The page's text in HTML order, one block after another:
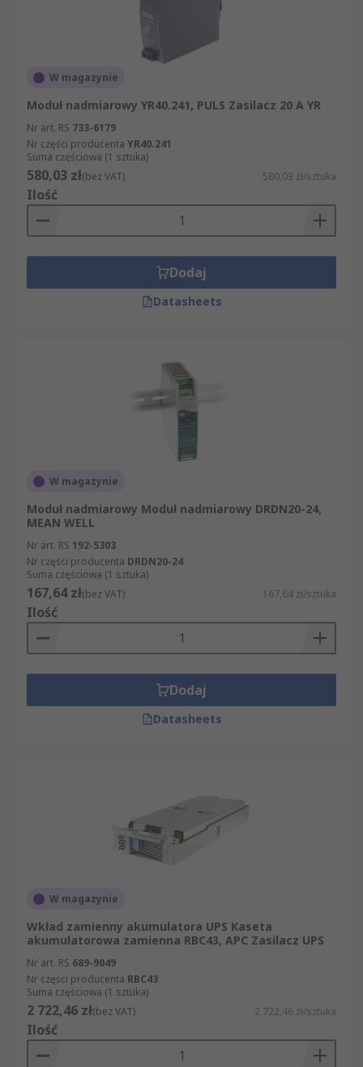
W magazynie
Moduł nadmiarowy YR40.241, PULS Zasilacz 20 A YR
Nr art. RS 733-6179
Nr części producenta YR40.241
Suma częściowa (1 sztuka)
580,03 zł(bez VAT) 580,03 zł/sztuka
Ilość
Dodaj
Datasheets
W magazynie
Moduł nadmiarowy Moduł nadmiarowy DRDN20-24,
MEAN WELL
Nr art. RS 192-5303
Nr części producenta DRDN20-24
Suma częściowa (1 sztuka)
167,64 zł(bez VAT) 167,64 zł/sztuka
Ilość
Dodaj
Datasheets
W magazynie
Wkład zamienny akumulatora UPS Kaseta
akumulatorowa zamienna RBC43, APC Zasilacz UPS
Nr art. RS 689-9049
Nr części producenta RBC43
Suma częściowa (1 sztuka)
2 722,46 zł(bez VAT) 2 722,46 zł/sztuka
Ilość